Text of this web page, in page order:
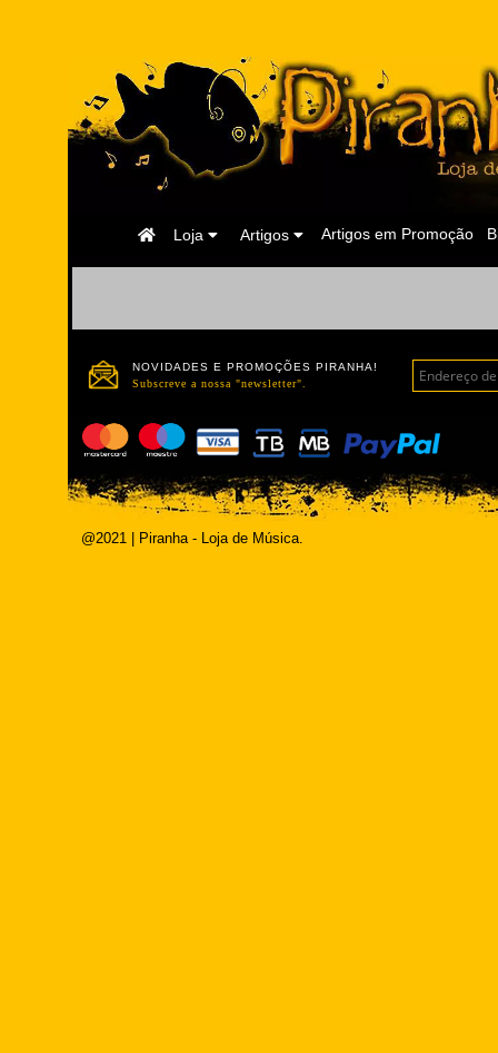
Artigos em Promoção
Artigos
Loja
Página
NOVIDADES E PROMOÇÕES PIRANHA!
Subscreve a nossa "newsletter".
@2021 | Piranha - Loja de Música.